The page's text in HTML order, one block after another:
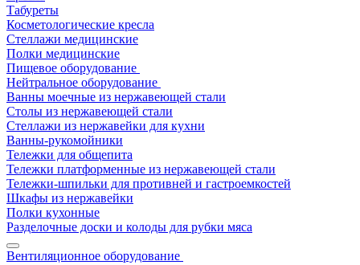
Табуреты
Косметологические кресла
Стеллажи медицинские
Полки медицинские
Пищевое оборудование
Нейтральное оборудование
Ванны моечные из нержавеющей стали
Столы из нержавеющей стали
Стеллажи из нержавейки для кухни
Ванны-рукомойники
Тележки для общепита
Тележки платформенные из нержавеющей стали
Тележки-шпильки для противней и гастроемкостей
Шкафы из нержавейки
Полки кухонные
Разделочные доски и колоды для рубки мяса
Вентиляционное оборудование